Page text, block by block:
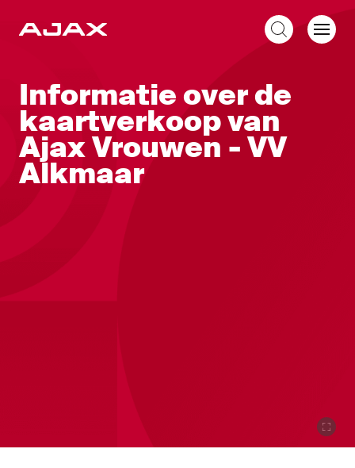
Informatie over de
kaartverkoop van
Ajax Vrouwen - VV
Alkmaar